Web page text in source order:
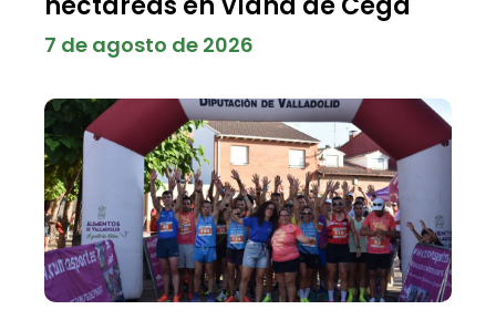
7 de agosto de 2026